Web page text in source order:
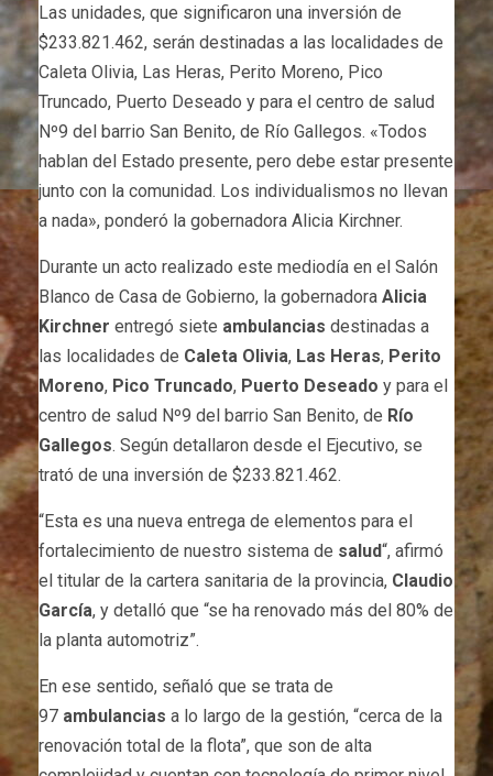
Las unidades, que significaron una inversión de
$233.821.462, serán destinadas a las localidades de
Caleta Olivia, Las Heras, Perito Moreno, Pico
Truncado, Puerto Deseado y para el centro de salud
Nº9 del barrio San Benito, de Río Gallegos. «Todos
hablan del Estado presente, pero debe estar presente
junto con la comunidad. Los individualismos no llevan
a nada», ponderó la gobernadora Alicia Kirchner.
Durante un acto realizado este mediodía en el Salón
Blanco de Casa de Gobierno, la gobernadora Alicia
Kirchner entregó siete ambulancias destinadas a
las localidades de Caleta Olivia, Las Heras, Perito
Moreno, Pico Truncado, Puerto Deseado y para el
centro de salud Nº9 del barrio San Benito, de Río
Gallegos. Según detallaron desde el Ejecutivo, se
trató de una inversión de $233.821.462.
“Esta es una nueva entrega de elementos para el
fortalecimiento de nuestro sistema de salud“, afirmó
el titular de la cartera sanitaria de la provincia, Claudio
García, y detalló que “se ha renovado más del 80% de
la planta automotriz”.
En ese sentido, señaló que se trata de
97 ambulancias a lo largo de la gestión, “cerca de la
renovación total de la flota”, que son de alta